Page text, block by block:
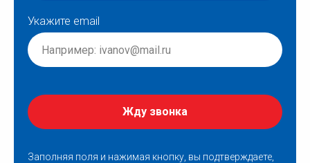
Укажите email
Жду звонка
Заполняя поля и нажимая кнопку, вы подтверждаете,